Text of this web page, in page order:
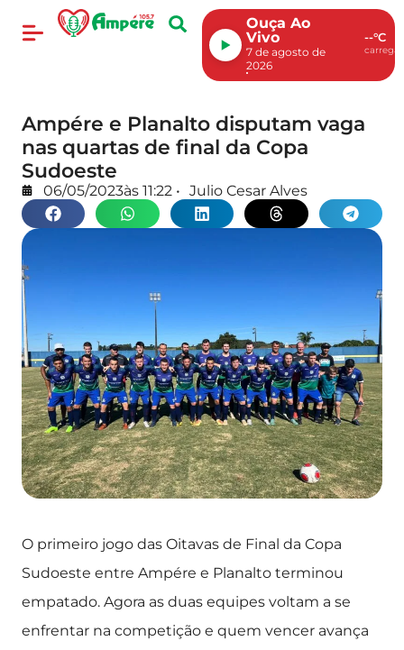
Ouça Ao
Vivo
7 de agosto de
2026
--°C
Ampére e Planalto disputam vaga
nas quartas de final da Copa
Sudoeste
06/05/2023às 11:22 • Julio Cesar Alves
O primeiro jogo das Oitavas de Final da Copa
Sudoeste entre Ampére e Planalto terminou
empatado. Agora as duas equipes voltam a se
enfrentar na competição e quem vencer avança